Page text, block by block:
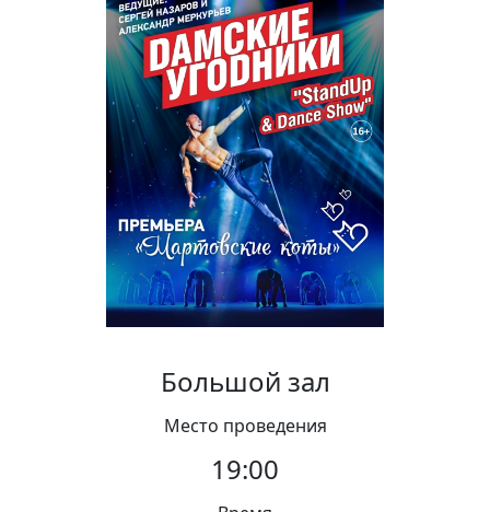
О Доме учёных
Виртуальный тур
Контакты
Вакансии
Большой зал
Место проведения
19:00